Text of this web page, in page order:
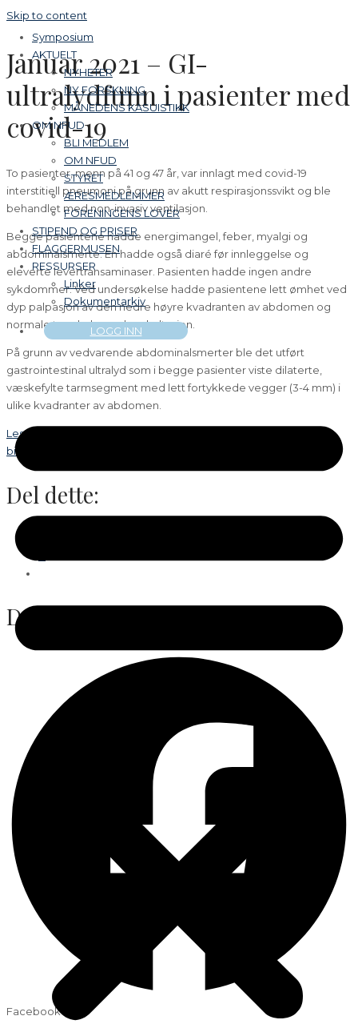
Skip to content
Symposium
AKTUELT
NYHETER
NY FORSKNING
MÅNEDENS KASUISTIKK
OM NFUD
BLI MEDLEM
OM NFUD
STYRET
ÆRESMEDLEMMER
FORENINGENS LOVER
STIPEND OG PRISER
FLAGGERMUSEN
RESSURSER
Linker
Dokumentarkiv
LOGG INN
Januar 2021 – GI-
ultralydfunn i pasienter med
covid-19
To pasienter, menn på 41 og 47 år, var innlagt med covid-19
interstitiell pneumoni på grunn av akutt respirasjonssvikt og ble
behandlet med non-invasiv ventilasjon.
Begge pasientene hadde energimangel, feber, myalgi og
abdominalsmerte. En hadde også diaré før innleggelse og
eleverte levertransaminaser. Pasienten hadde ingen andre
sykdommer. Ved undersøkelse hadde pasientene lett ømhet ved
dyp palpasjon av den nedre høyre kvadranten av abdomen og
normale tarmlyder ved auskultasjon.
På grunn av vedvarende abdominalsmerter ble det utført
gastrointestinal ultralyd som i begge pasienter viste dilaterte,
væskefylte tarmsegment med lett fortykkede vegger (3-4 mm) i
ulike kvadranter av abdomen.
Les mer på EFSUMB sine sider for diagnose, diskusjon og flere
bilder.
Del dette:
Del dette:
Facebook